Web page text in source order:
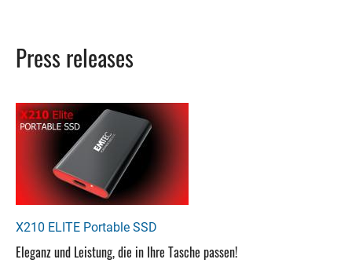
Press releases
X210 ELITE Portable SSD
Eleganz und Leistung, die in Ihre Tasche passen!